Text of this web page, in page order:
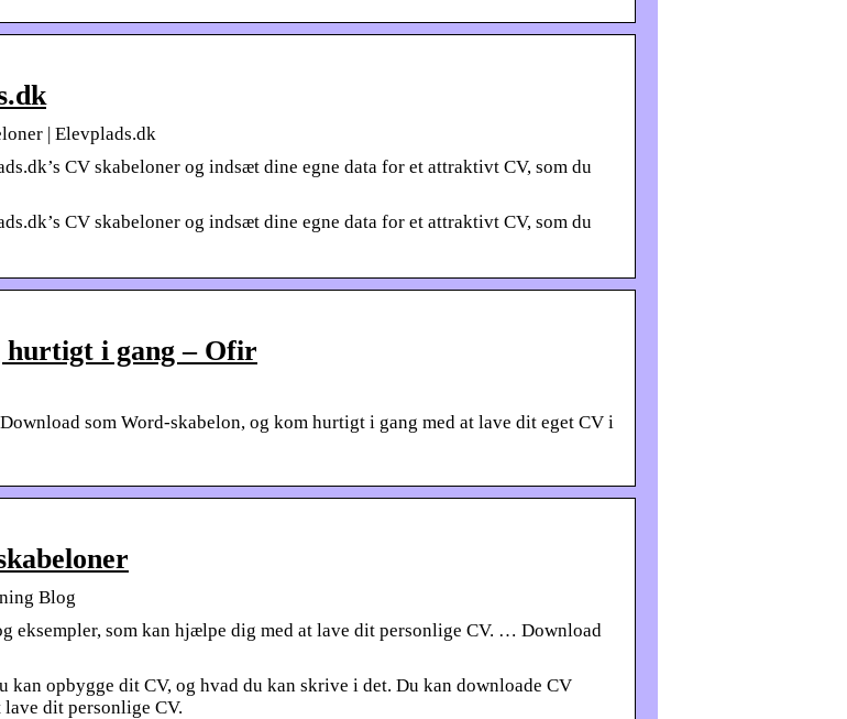
| Elevplads.dk
CV skabeloner og indsæt dine egne data for et attraktivt CV, som du
CV skabeloner og indsæt dine egne data for et attraktivt CV, som du
hurtigt i gang – Ofir
som Word-skabelon, og kom hurtigt i gang med at lave dit eget CV i
Blog
eksempler, som kan hjælpe dig med at lave dit personlige CV. … Download
opbygge dit CV, og hvad du kan skrive i det. Du kan downloade CV
dit personlige CV.